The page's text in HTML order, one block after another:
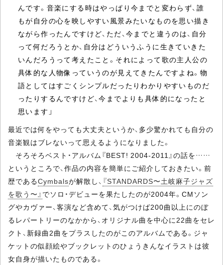
んです。音楽にする時はやっぱり今までと変わらず、誰
もが自分の心を映しやすい風景みたいなものを思い描き
ながら作ったんですけど、ただ、今までと違うのは、自分
って何だろうとか、自分はどういうふうに生きていきた
いんだろうって考えたこと。それによって歌の主人公の
具体的な人物像っていうのが見えてきたんですよね。物
語としてはすごくシンプルだったりわかりやすいものだ
ったりするんですけど、今までよりも具体的になったと
思います」
最近では何をやっても大丈夫というか、多少驚かれても自分の
音楽観はブレないって思えるようになりました。
そろそろベスト・アルバム『BEST! 2004-2011』の話を……
というところで、作品の内容を簡単にご紹介しておきたい。前
歴であるCymbalsが解散し、 『STANDARDS〜土岐麻子ジャズ
を歌う〜』 でソロ・デビューを果たしたのが2004年。CMソン
グやカヴァー、客演など含めて、気がつけば200曲以上にのぼ
るレパートリーのなかから、オリジナル曲を中心に22曲をセレ
クト、新録曲2曲をプラスしたのがこのアルバムである。ジャ
ケットの似顔絵やブックレットのひょうきんなイラストは彼
女自身が描いたものである。